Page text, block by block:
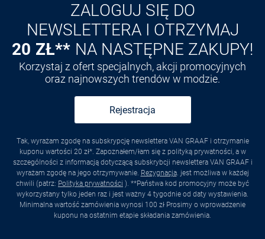
ZALOGUJ SIĘ DO
NEWSLETTERA I OTRZYMAJ
20 ZŁ** NA NASTĘPNE ZAKUPY!
Korzystaj z ofert specjalnych, akcji promocyjnych
oraz najnowszych trendów w modzie.
Rejestracja
Tak, wyrażam zgodę na subskrypcję newslettera VAN GRAAF i otrzymanie
kuponu wartości 20 zł*. Zapoznałem/łam się z polityką prywatności, a w
szczególności z informacją dotyczącą subskrybcji newslettera VAN GRAAF i
wyrażam zgodę na jego otrzymywanie. Rezygnacja. jest możliwa w każdej
chwili (patrz: Polityka prywatności ). **Państwa kod promocyjny może być
wykorzystany tylko jeden raz i jest ważny 4 tygodnie od daty wystawienia.
Minimalna wartość zamówienia wynosi 100 zł Prosimy o wprowadzenie
kuponu na ostatnim etapie składania zamówienia.